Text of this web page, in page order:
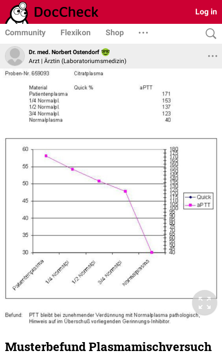
Log in
Community Flexikon Shop
Dr. med. Norbert Ostendorf
Arzt | Ärztin (Laboratoriumsmedizin)
Musterbefund Plasmamischversuch